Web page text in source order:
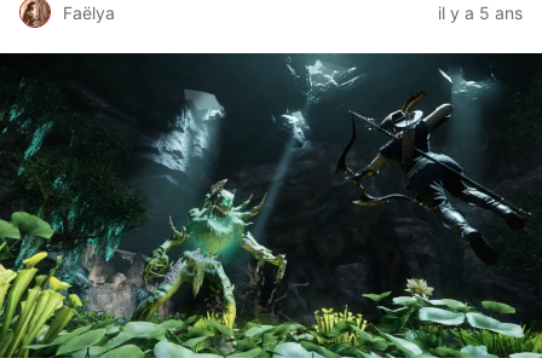
Faëlya il y a 5 ans